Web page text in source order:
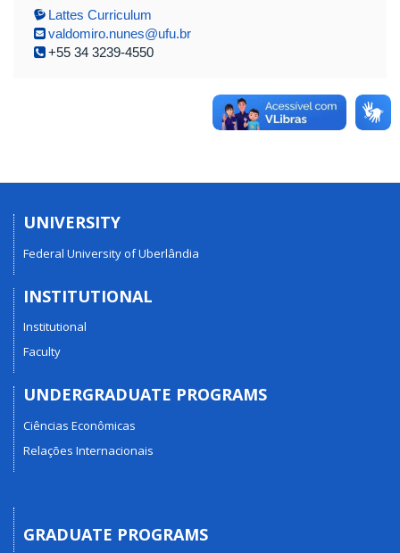
Lattes Curriculum
valdomiro.nunes@ufu.br
+55 34 3239-4550
UNIVERSITY
Federal University of Uberlândia
INSTITUTIONAL
Institutional
Faculty
UNDERGRADUATE PROGRAMS
Ciências Econômicas
Relações Internacionais
GRADUATE PROGRAMS